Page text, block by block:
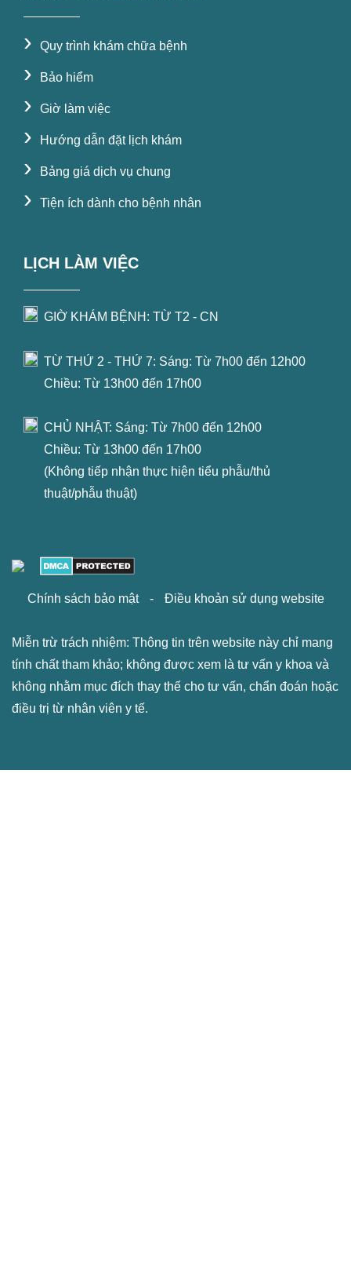
› Quy trình khám chữa bệnh
› Bảo hiểm
› Giờ làm việc
› Hướng dẫn đặt lịch khám
› Bảng giá dịch vụ chung
› Tiện ích dành cho bệnh nhân
LỊCH LÀM VIỆC
GIỜ KHÁM BỆNH: TỪ T2 - CN
TỪ THỨ 2 - THỨ 7: Sáng: Từ 7h00 đến 12h00
Chiều: Từ 13h00 đến 17h00
CHỦ NHẬT: Sáng: Từ 7h00 đến 12h00
Chiều: Từ 13h00 đến 17h00
(Không tiếp nhận thực hiện tiểu phẫu/thủ
thuật/phẫu thuật)
Chính sách bảo mật - Điều khoản sử dụng website
Miễn trừ trách nhiệm: Thông tin trên website này chỉ mang
tính chất tham khảo; không được xem là tư vấn y khoa và
không nhằm mục đích thay thế cho tư vấn, chẩn đoán hoặc
điều trị từ nhân viên y tế.